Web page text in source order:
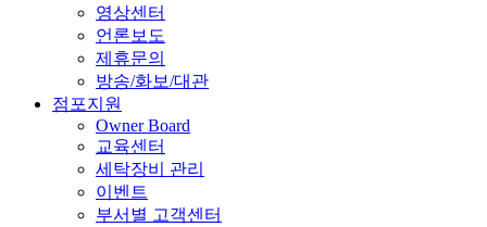
영상센터
언론보도
제휴문의
방송/화보/대관
점포지원
Owner Board
교육센터
세탁장비 관리
이벤트
부서별 고객센터